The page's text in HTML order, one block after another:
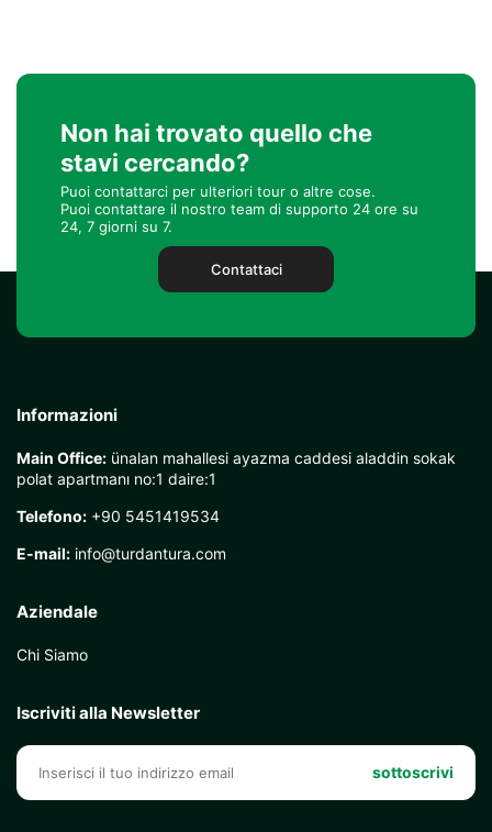
Non hai trovato quello che
stavi cercando?
Puoi contattarci per ulteriori tour o altre cose.
Puoi contattare il nostro team di supporto 24 ore su
24, 7 giorni su 7.
Contattaci
Informazioni
Main Office: ünalan mahallesi ayazma caddesi aladdin sokak
polat apartmanı no:1 daire:1
Telefono: +90 5451419534
E-mail: info@turdantura.com
Aziendale
Chi Siamo
Iscriviti alla Newsletter
sottoscrivi